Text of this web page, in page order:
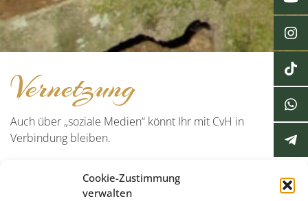
Cookie-Zustimmung
verwalten
Vernetzung
Auch über „soziale Medien“ könnt Ihr mit CvH in
Verbindung bleiben.
Telegram-Kanal